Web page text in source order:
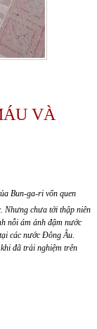
VÀ
Bun-ga-ri vốn quen
Nhưng chưa tới thập niên
nỗi ám ảnh đậm nước
các nước Đông Âu.
đã trải nghiệm trên